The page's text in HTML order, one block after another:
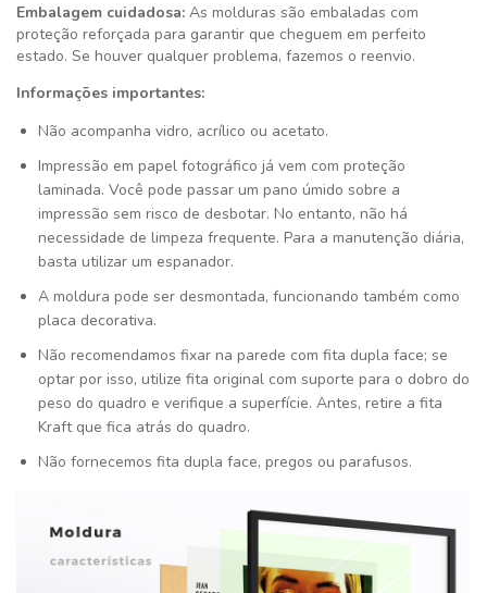
Embalagem cuidadosa: As molduras são embaladas com
proteção reforçada para garantir que cheguem em perfeito
estado. Se houver qualquer problema, fazemos o reenvio.
Informações importantes:
Não acompanha vidro, acrílico ou acetato.
Impressão em papel fotográfico já vem com proteção
laminada. Você pode passar um pano úmido sobre a
impressão sem risco de desbotar. No entanto, não há
necessidade de limpeza frequente. Para a manutenção diária,
basta utilizar um espanador.
A moldura pode ser desmontada, funcionando também como
placa decorativa.
Não recomendamos fixar na parede com fita dupla face; se
optar por isso, utilize fita original com suporte para o dobro do
peso do quadro e verifique a superfície. Antes, retire a fita
Kraft que fica atrás do quadro.
Não fornecemos fita dupla face, pregos ou parafusos.